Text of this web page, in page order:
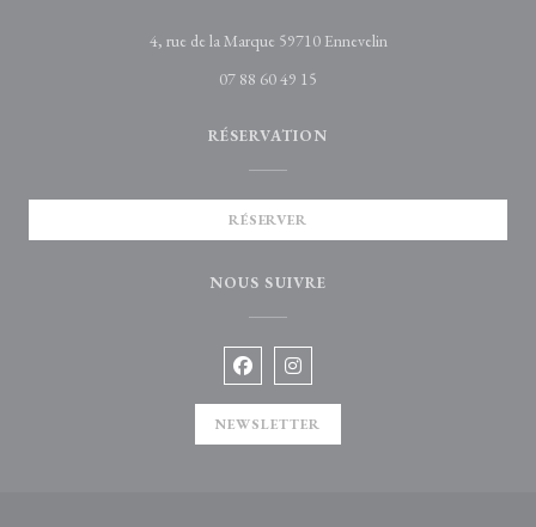
4, rue de la Marque 59710 Ennevelin((ouvre une nouvelle
07 88 60 49 15
RÉSERVATION
RÉSERVER
NOUS SUIVRE
Facebook ((ouvre une nouvelle
Instagram ((ouvre une nouvelle
NEWSLETTER